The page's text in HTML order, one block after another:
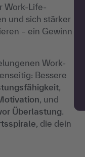
Work-Life-
und sich stärker
– ein Gewinn
Work-
Bessere
,
, und
Überlastung.
, die dein